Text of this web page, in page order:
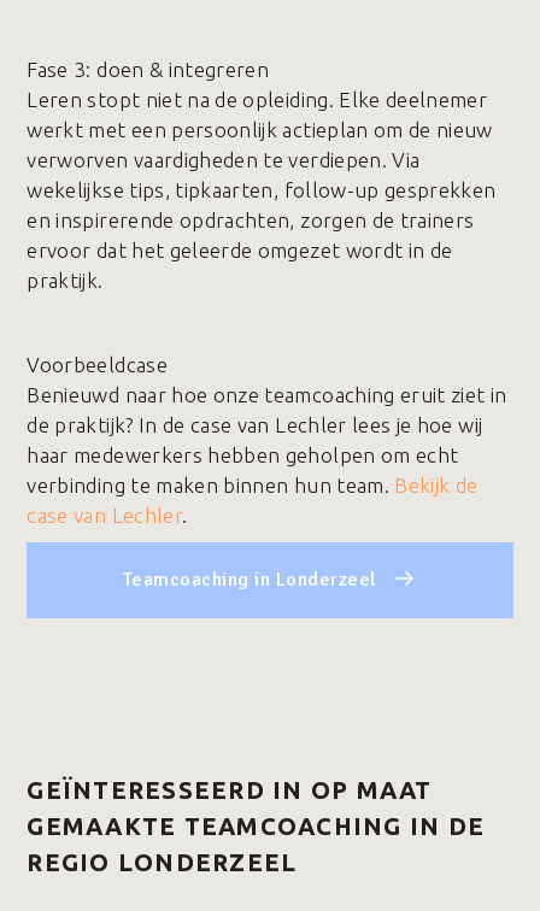
Fase 3️: doen & integreren
Leren stopt niet na de opleiding. Elke deelnemer
werkt met een persoonlijk actieplan om de nieuw
verworven vaardigheden te verdiepen. Via
wekelijkse tips, tipkaarten, follow-up gesprekken
en inspirerende opdrachten, zorgen de trainers
ervoor dat het geleerde omgezet wordt in de
praktijk.
Voorbeeldcase
Benieuwd naar hoe onze teamcoaching eruit ziet in
de praktijk? In de case van Lechler lees je hoe wij
haar medewerkers hebben geholpen om echt
verbinding te maken binnen hun team. Bekijk de
case van Lechler.
Teamcoaching in Londerzeel
GEÏNTERESSEERD IN OP MAAT
GEMAAKTE TEAMCOACHING IN DE
REGIO LONDERZEEL